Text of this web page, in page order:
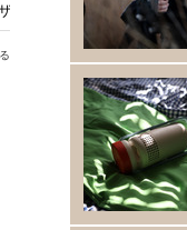
・ザ・コルダのフェニキ